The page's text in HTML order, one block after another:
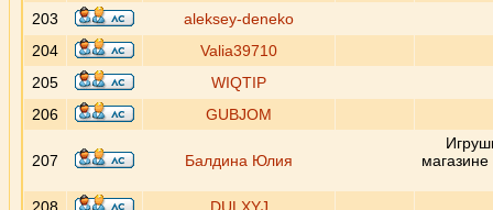
203
aleksey-deneko
204
Valia39710
205
WIQTIP
206
GUBJOM
207 Балдина Юлия